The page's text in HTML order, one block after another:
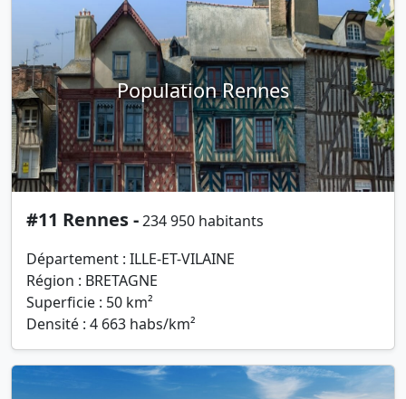
Population Rennes
#11 Rennes -234 950 habitants
Département : ILLE-ET-VILAINE
Région : BRETAGNE
Superficie : 50 km²
Densité : 4 663 habs/km²